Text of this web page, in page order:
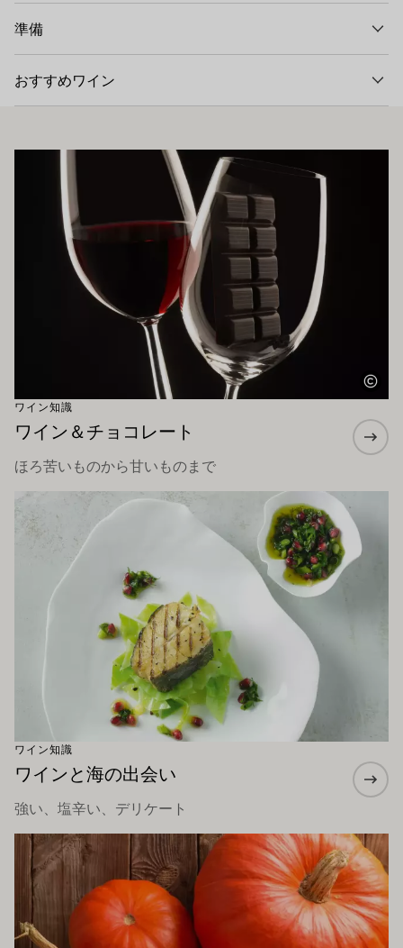
準備
おすすめワイン
お勧めです
ワイン知識
ワイン＆チョコレート
ほろ苦いものから甘いものまで
ワイン知識
ワインと海の出会い
強い、塩辛い、デリケート
もっと詳しく
もっと詳しく